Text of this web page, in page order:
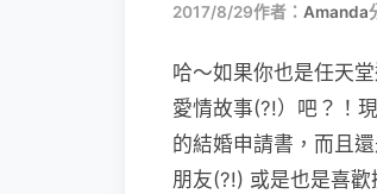
2017/8/29作者： Amanda
哈～如果你也是任天
愛情故事(?!）吧？！
的結婚申請書，而且
朋友(?!) 或是也是喜